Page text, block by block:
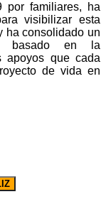
por familiares, ha
visibilizar esta
ha consolidado un
basado en la
apoyos que cada
de vida en